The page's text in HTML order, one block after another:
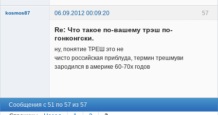
57
kosmos87 06.09.2012 00:09:20
Re: Что такое по-вашему трэш по-
гонконгски.
ну, понятие ТРЕШ это не
чисто российская приблуда, термин трешмуви
зародился в америке 60-70х годов
Сообщения с 51 по 57 из 57